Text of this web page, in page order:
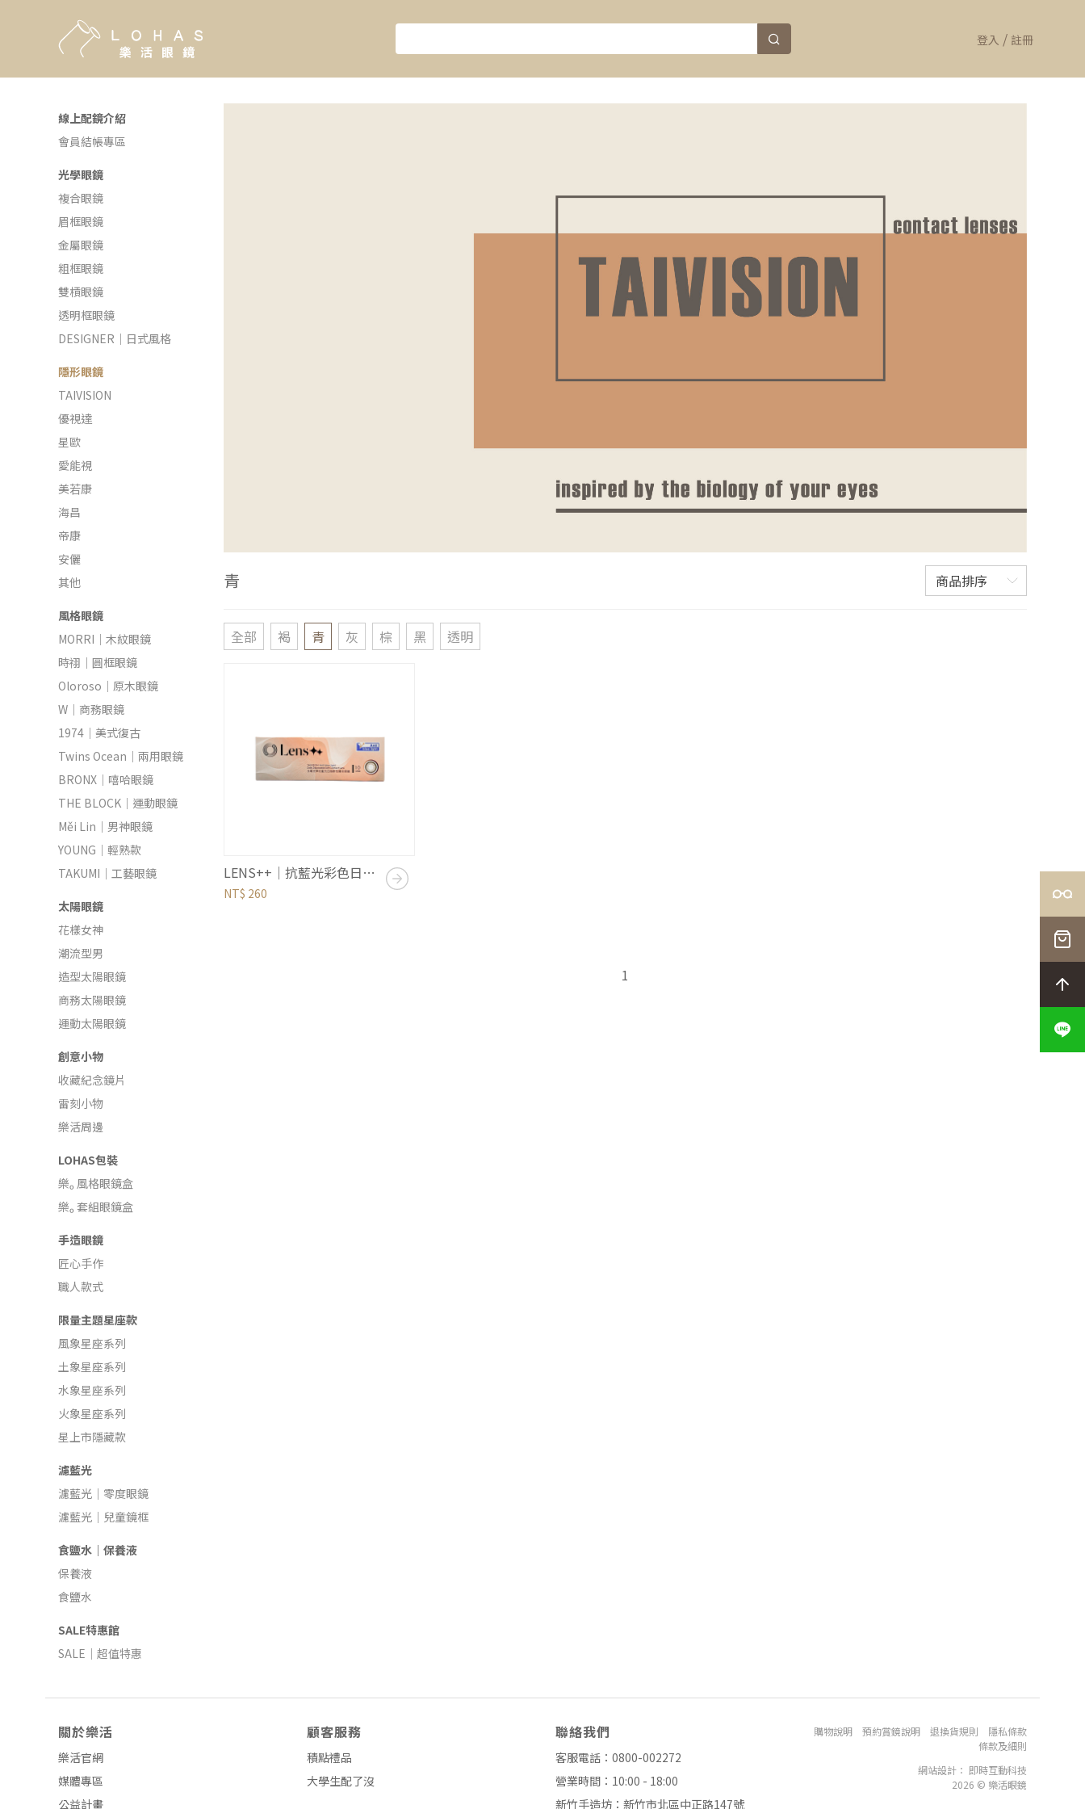
登入 / 註冊
線上配鏡介紹
會員結帳專區
光學眼鏡
複合眼鏡
眉框眼鏡
金屬眼鏡
粗框眼鏡
雙槓眼鏡
透明框眼鏡
DESIGNER｜日式風格
隱形眼鏡
TAIVISION
優視達
星歐
愛能視
美若康
海昌
帝康
安儷
其他
風格眼鏡
MORRI｜木紋眼鏡
時祤｜圓框眼鏡
Oloroso｜原木眼鏡
W｜商務眼鏡
1974｜美式復古
Twins Ocean｜兩用眼鏡
BRONX｜嘻哈眼鏡
THE BLOCK｜運動眼鏡
Měi Lin｜男神眼鏡
YOUNG｜輕熟款
TAKUMI｜工藝眼鏡
太陽眼鏡
花樣女神
潮流型男
造型太陽眼鏡
商務太陽眼鏡
運動太陽眼鏡
創意小物
收藏紀念鏡片
雷刻小物
樂活周邊
LOHAS包裝
樂ₒ 風格眼鏡盒
樂ₒ 套組眼鏡盒
手造眼鏡
匠心手作
職人款式
限量主題星座款
風象星座系列
土象星座系列
水象星座系列
火象星座系列
星上市隱藏款
濾藍光
濾藍光｜零度眼鏡
濾藍光｜兒童鏡框
食鹽水｜保養液
保養液
食鹽水
SALE特惠館
SALE｜超值特惠
青
全部 褐 青 灰 棕 黑 透明
LENS++｜抗藍光彩色日拋(10PCS)｜星韻青
NT$ 260
1
關於樂活
樂活官網
媒體專區
公益計畫
顧客服務
積點禮品
大學生配了沒
聯絡我們
客服電話：0800-002272
營業時間：10:00 - 18:00
新竹手造坊：新竹市北區中正路147號
購物說明 預約賞鏡說明 退換貨規則
隱私條款
條款及細則
網站設計 ： 即時互動科技
2026 © 樂活眼鏡